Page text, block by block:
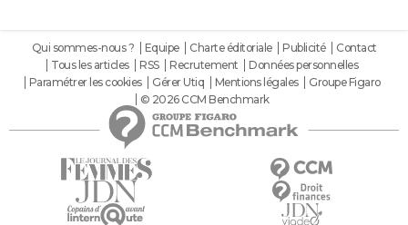
Qui sommes-nous ? Equipe Charte éditoriale Publicité
Contact
Tous les articles
RSS Recrutement
Données personnelles
Paramétrer les cookies
Gérer Utiq Mentions légales
Groupe Figaro
© 2026 CCM Benchmark